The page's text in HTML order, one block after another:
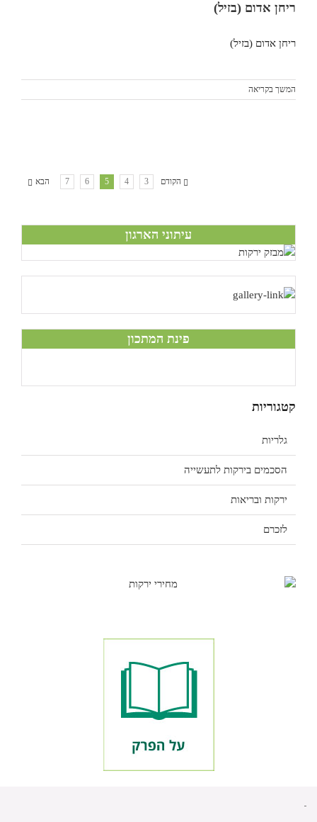
ריחן אדום (בזיל)
ריחן אדום (בזיל)
המשך בקריאה
הקודם 3
4
5
6
7 הבא
עיתוני הארגון
פינת המתכון
קטגוריות
גלריות
הסכמים בירקות לתעשייה
ירקות ובריאות
לזכרם